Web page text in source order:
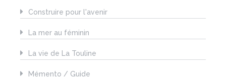
Construire pour l'avenir
La mer au féminin
La vie de La Touline
Mémento / Guide